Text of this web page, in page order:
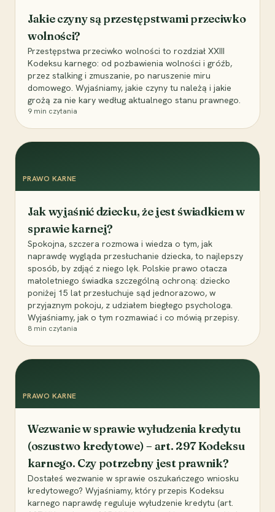
Jakie czyny są przestępstwami przeciwko
wolności?
Przestępstwa przeciwko wolności to rozdział XXIII
Kodeksu karnego: od pozbawienia wolności i gróźb,
przez stalking i zmuszanie, po naruszenie miru
domowego. Wyjaśniamy, jakie czyny tu należą i jakie
grożą za nie kary według aktualnego stanu prawnego.
9 min czytania
PRAWO KARNE
Jak wyjaśnić dziecku, że jest świadkiem w
sprawie karnej?
Spokojna, szczera rozmowa i wiedza o tym, jak
naprawdę wygląda przesłuchanie dziecka, to najlepszy
sposób, by zdjąć z niego lęk. Polskie prawo otacza
małoletniego świadka szczególną ochroną: dziecko
poniżej 15 lat przesłuchuje sąd jednorazowo, w
przyjaznym pokoju, z udziałem biegłego psychologa.
Wyjaśniamy, jak o tym rozmawiać i co mówią przepisy.
8 min czytania
PRAWO KARNE
Wezwanie w sprawie wyłudzenia kredytu
(oszustwo kredytowe) – art. 297 Kodeksu
karnego. Czy potrzebny jest prawnik?
Dostałeś wezwanie w sprawie oszukańczego wniosku
kredytowego? Wyjaśniamy, który przepis Kodeksu
karnego naprawdę reguluje wyłudzenie kredytu (art.